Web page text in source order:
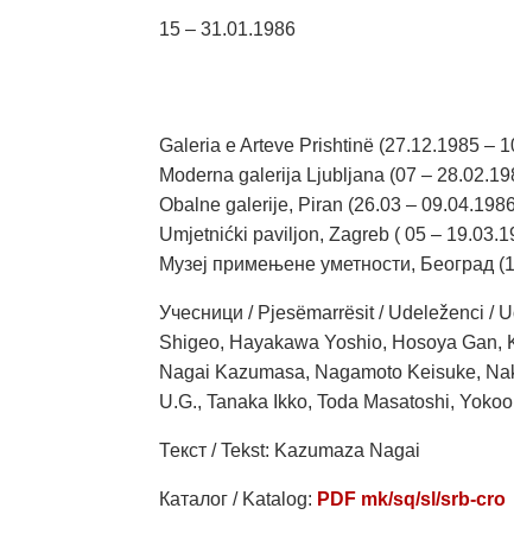
15 – 31.01.1986
Galeria e Arteve Prishtinë (27.12.1985 –
Moderna galerija Ljubljana (07 –
Obalne galerije, Piran (26.03 –
Umjetnićki paviljon, Zagreb ( 05 –
Музеј примењене уметности, Београд
Учесници / Рjesëmarrësit / Udeleženci /
Shigeo, Hayakawa Yoshio, Hosoya Gan,
Nagai Kazumasa, Nagamoto Keisuke,
U.G., Tanaka Ikko, Toda Masatoshi,
Текст / Tekst: Kazumaza Nagai
Каталог / Katalog: PDF mk/sq/sl/srb-cro